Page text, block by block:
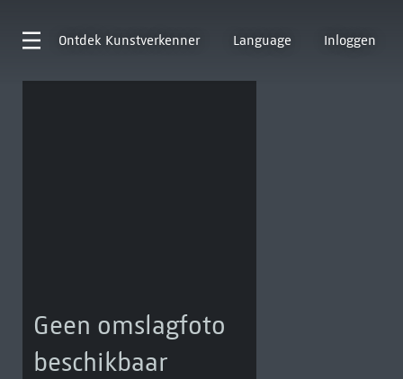
Ontdek Kunstverkenner Language Inloggen
Geen omslagfoto
beschikbaar